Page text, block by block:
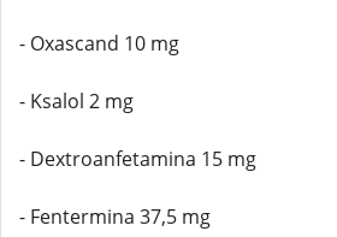
- Oxascand 10 mg
- Ksalol 2 mg
- Dextroanfetamina 15 mg
- Fentermina 37,5 mg